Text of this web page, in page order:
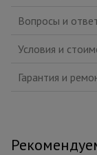
Вопросы и
Условия и
Гарантия и